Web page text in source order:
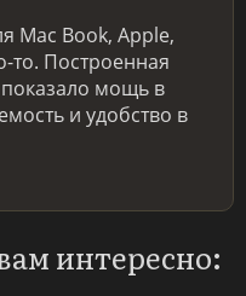
Mac Book, Apple,
то. Построенная
мощь в
и удобство в
интересно: